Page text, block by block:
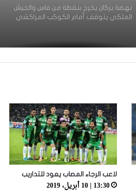
نهضة بركان يخرج بنقطة من فاس والجيش
الملكي يتوقف أمام الكوكب المراكشي
زياش يتقاضى 200 مليون شهريا ويقيم
تبرز القيم الإنسانية للنادي
الرجاء يؤجل جمعه العام ويعقد لقاء
تواصليا
كارتيرون يعزز طاقمه التقني بأسماء أجنبية
ويباشر مهامه مع الوداد
لاعب الرجاء المصاب يعود للتداريب
13:30 | 10 أبريل، 2019